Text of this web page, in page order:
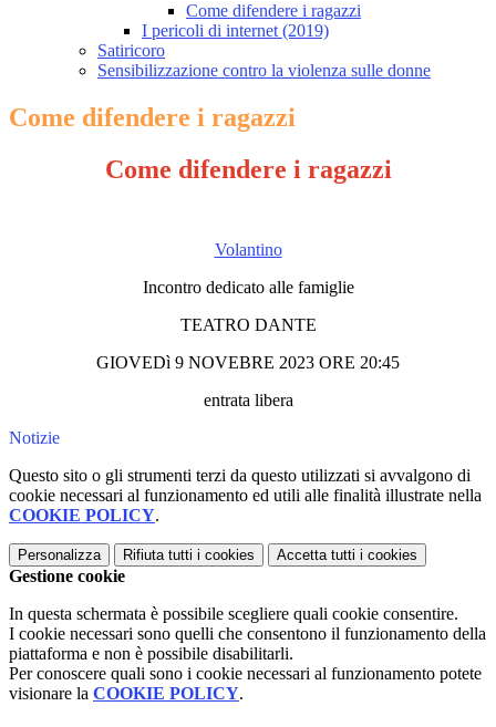
Come difendere i ragazzi
I pericoli di internet (2019)
Satiricoro
Sensibilizzazione contro la violenza sulle donne
Come difendere i ragazzi
Come difendere i ragazzi
Volantino
Incontro dedicato alle famiglie
TEATRO DANTE
GIOVEDì 9 NOVEBRE 2023 ORE 20:45
entrata libera
Notizie
Questo sito o gli strumenti terzi da questo utilizzati si avvalgono di
cookie necessari al funzionamento ed utili alle finalità illustrate nella
COOKIE POLICY.
Personalizza Rifiuta tutti i cookies Accetta tutti i cookies
Gestione cookie
In questa schermata è possibile scegliere quali cookie consentire.
I cookie necessari sono quelli che consentono il funzionamento della
piattaforma e non è possibile disabilitarli.
Per conoscere quali sono i cookie necessari al funzionamento potete
visionare la COOKIE POLICY.